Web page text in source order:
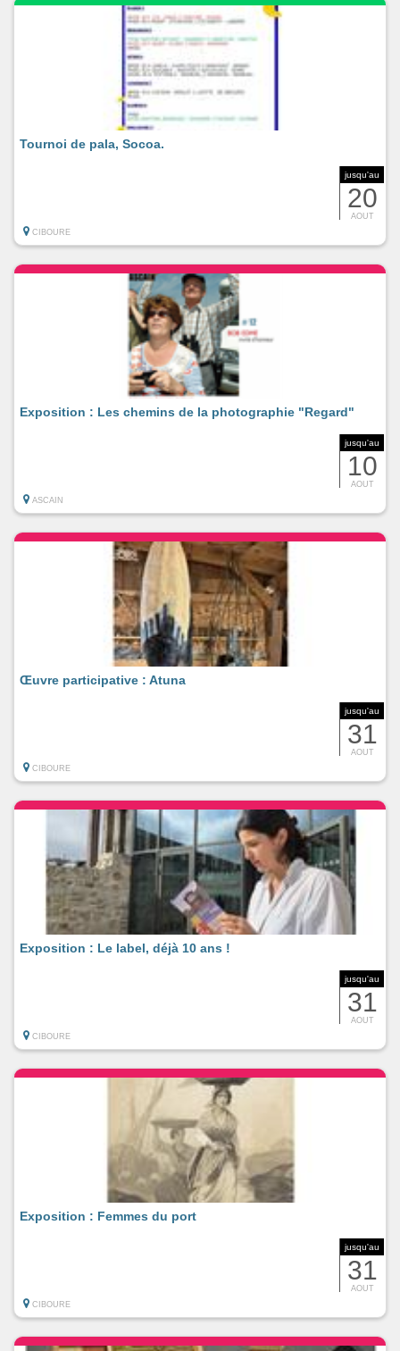
jusqu'au
20
AOUT
Tournoi de pala, Socoa.
CIBOURE
jusqu'au
10
AOUT
Exposition : Les chemins de la photographie "Regard"
ASCAIN
jusqu'au
31
AOUT
Œuvre participative : Atuna
CIBOURE
jusqu'au
31
AOUT
Exposition : Le label, déjà 10 ans !
CIBOURE
jusqu'au
31
AOUT
Exposition : Femmes du port
CIBOURE